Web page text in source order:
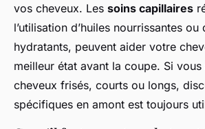
vos cheveux. Les soins capillaires
l’utilisation d’huiles nourrissantes ou
hydratants, peuvent aider votre
meilleur état avant la coupe. Si
cheveux frisés, courts ou longs,
spécifiques en amont est toujours